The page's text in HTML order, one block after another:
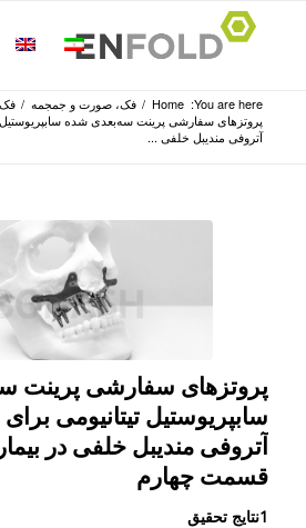
You are here:
Home
/ فک، صورت و جمجمه /
پروتز‌های سفارشی پرینت سه‌بعدی شده سابپریوستیل
آتروفی مندیبل خلفی ...
پروتز‌های سفارشی پرینت
سابپریوستیل تیتانیومی
آتروفی مندیبل خلفی در
قسمت چهارم
1نتایج تحقیق